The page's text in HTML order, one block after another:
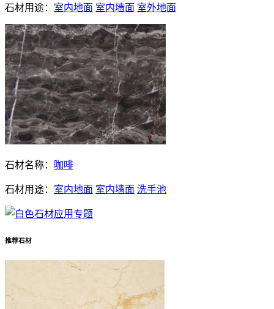
石材用途： 室内地面 室内墙面 室外地面
石材名称： 咖啡
石材用途： 室内地面 室内墙面 洗手池
推荐石材